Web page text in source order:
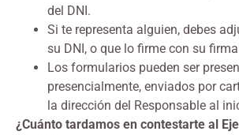
del DNI.
Si te representa alguien, debes
su DNI, o que lo firme con su
Los formularios pueden ser
presencialmente, enviados por
la dirección del Responsable al
¿Cuánto tardamos en contestarte al